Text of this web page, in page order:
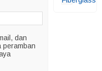
dan
peramban